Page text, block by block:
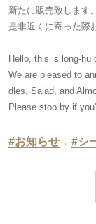
新たに販売致します。
是非近くに寄った際
Hello, this is long-hu
We are pleased to
dles, Salad, and
Please stop by if
#お知らせ , #シ